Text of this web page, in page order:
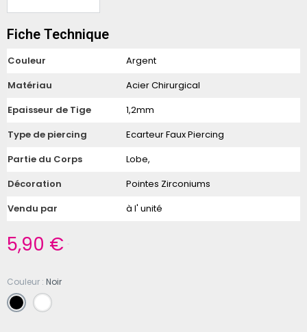
Fiche Technique
Couleur
Argent
Matériau
Acier Chirurgical
Epaisseur de Tige
1,2mm
Type de piercing
Ecarteur Faux Piercing
Partie du Corps
Lobe,
Décoration
Pointes Zirconiums
Vendu par
à l' unité
5,90 €
Couleur Noir